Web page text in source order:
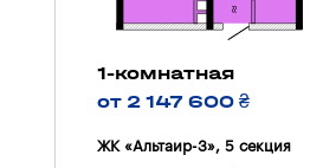
1-комнатная
от 2 147 600 ₴
ЖК «Альтаир-3», 5 секция